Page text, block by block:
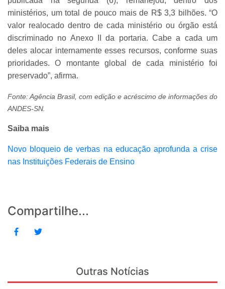
ministérios, um total de pouco mais de R$ 3,3 bilhões. “O
valor realocado dentro de cada ministério ou órgão está
discriminado no Anexo II da portaria. Cabe a cada um
deles alocar internamente esses recursos, conforme suas
prioridades. O montante global de cada ministério foi
preservado”, afirma.
Fonte: Agência Brasil, com edição e acréscimo de informações do
ANDES-SN.
Saiba mais
Novo bloqueio de verbas na educação aprofunda a crise
nas Instituições Federais de Ensino
Compartilhe...
Outras Notícias